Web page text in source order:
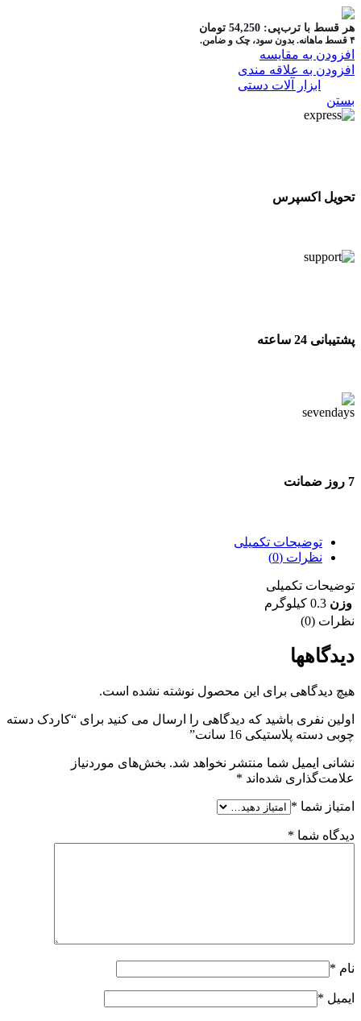
هر قسط با ترب‌پی: 54,250 تومان
۴ قسط ماهانه. بدون سود، چک و ضامن.
افزودن به مقایسه
افزودن به علاقه مندی
ابزار آلات دستی
بستن
تحویل اکسپرس
پشتیبانی 24 ساعته
7 روز ضمانت
توضیحات تکمیلی
نظرات (0)
توضیحات تکمیلی
وزن 0.3 کیلوگرم
نظرات (0)
دیدگاهها
هیچ دیدگاهی برای این محصول نوشته نشده است.
اولین نفری باشید که دیدگاهی را ارسال می کنید برای “کاردک دسته
چوبی دسته پلاستیکی 16 سانت”
نشانی ایمیل شما منتشر نخواهد شد. بخش‌های موردنیاز
علامت‌گذاری شده‌اند *
امتیاز شما *
دیدگاه شما *
نام *
ایمیل *